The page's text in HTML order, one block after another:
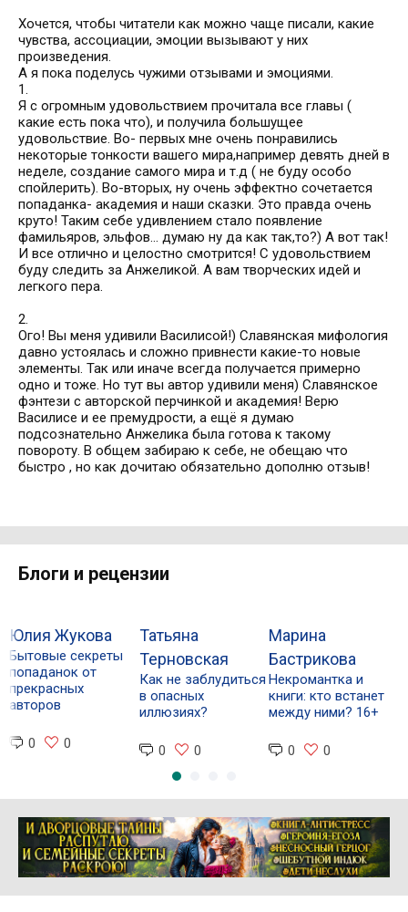
Хочется, чтобы читатели как можно чаще писали, какие
чувства, ассоциации, эмоции вызывают у них
произведения.
А я пока поделусь чужими отзывами и эмоциями.
1.
Я с огромным удовольствием прочитала все главы (
какие есть пока что), и получила большущее
удовольствие. Во- первых мне очень понравились
некоторые тонкости вашего мира,например девять дней в
неделе, создание самого мира и т.д ( не буду особо
спойлерить). Во-вторых, ну очень эффектно сочетается
попаданка- академия и наши сказки. Это правда очень
круто! Таким себе удивлением стало появление
фамильяров, эльфов... думаю ну да как так,то?) А вот так!
И все отлично и целостно смотрится! С удовольствием
буду следить за Анжеликой. А вам творческих идей и
легкого пера.
2.
Ого! Вы меня удивили Василисой!) Славянская мифология
давно устоялась и сложно привнести какие-то новые
элементы. Так или иначе всегда получается примерно
одно и тоже. Но тут вы автор удивили меня) Славянское
фэнтези с авторской перчинкой и академия! Верю
Василисе и ее премудрости, а ещё я думаю
подсознательно Анжелика была готова к такому
повороту. В общем забираю к себе, не обещаю что
быстро , но как дочитаю обязательно дополню отзыв!
Блоги и рецензии
Юлия Жукова
Бытовые секреты
попаданок от
прекрасных
авторов
0 0
Татьяна
Терновская
Как не заблудиться
в опасных
иллюзиях?
0 0
Марина
Бастрикова
Некромантка и
книги: кто встанет
между ними? 16+
0 0
Реклама 16+ АО «ЛитГород»